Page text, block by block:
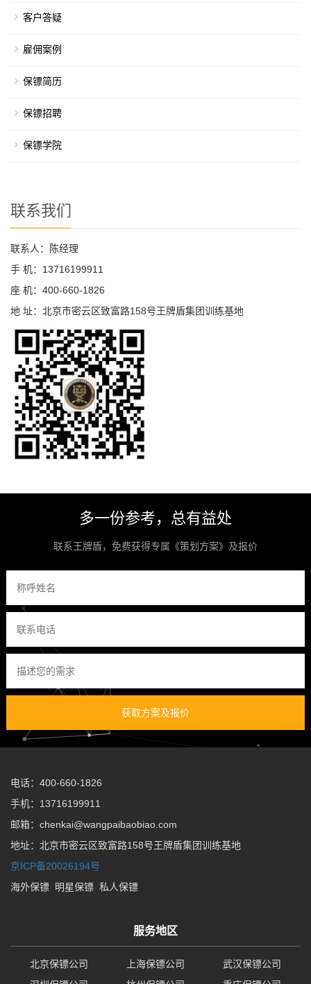
客户答疑
雇佣案例
保镖简历
保镖招聘
保镖学院
联系我们
联系人：陈经理
手 机：13716199911
座 机：400-660-1826
地 址：北京市密云区致富路158号王牌盾集团训练基地
多一份参考，总有益处
联系王牌盾，免费获得专属《策划方案》及报价
获取方案及报价
电话：400-660-1826
手机：13716199911
邮箱：chenkai@wangpaibaobiao.com
地址：北京市密云区致富路158号王牌盾集团训练基地
京ICP备20026194号
海外保镖
明星保镖 私人保镖
服务地区
北京保镖公司 上海保镖公司
武汉保镖公司